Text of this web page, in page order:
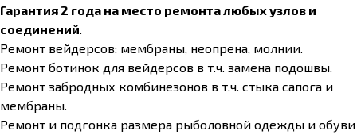
Гарантия 2 года на место ремонта любых узлов и
соединений.
Ремонт вейдерсов: мембраны, неопрена, молнии.
Ремонт ботинок для вейдерсов в т.ч. замена подошвы.
Ремонт забродных комбинезонов в т.ч. стыка сапога и
мембраны.
Ремонт и подгонка размера рыболовной одежды и обуви